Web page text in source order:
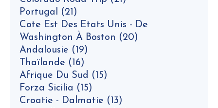
Portugal (21)
Cote Est Des Etats Unis - De
Washington À Boston (20)
Andalousie (19)
Thaïlande (16)
Afrique Du Sud (15)
Forza Sicilia (15)
Croatie - Dalmatie (13)